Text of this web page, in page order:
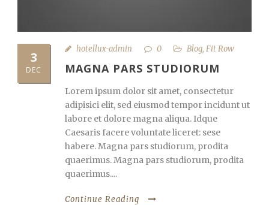
3
DEC
hotellux-admin 0 Blog, Fit Row
MAGNA PARS STUDIORUM
Lorem ipsum dolor sit amet, consectetur
adipisici elit, sed eiusmod tempor incidunt ut
labore et dolore magna aliqua. Idque
Caesaris facere voluntate liceret: sese
habere. Magna pars studiorum, prodita
quaerimus. Magna pars studiorum, prodita
quaerimus....
Continue Reading